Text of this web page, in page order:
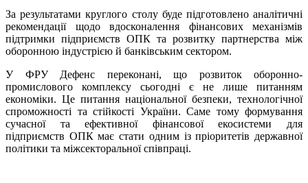
За результатами круглого столу буде підготовлено аналітичні
рекомендації щодо вдосконалення фінансових механізмів
підтримки підприємств ОПК та розвитку партнерства між
оборонною індустрією й банківським сектором.
У ФРУ Дефенс переконані, що розвиток оборонно-
промислового комплексу сьогодні є не лише питанням
економіки. Це питання національної безпеки, технологічної
спроможності та стійкості України. Саме тому формування
сучасної та ефективної фінансової екосистеми для
підприємств ОПК має стати одним із пріоритетів державної
політики та міжсекторальної співпраці.